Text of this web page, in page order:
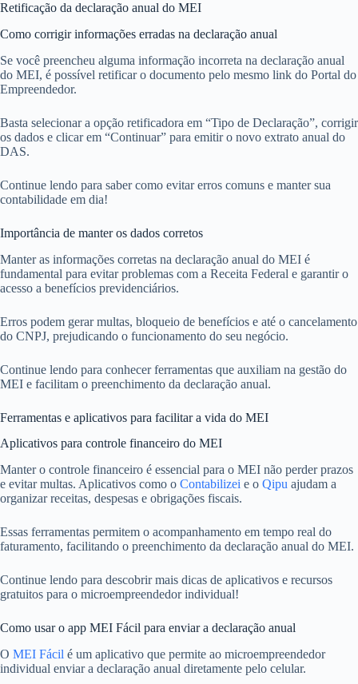
Retificação da declaração anual do MEI
Como corrigir informações erradas na declaração anual
Se você preencheu alguma informação incorreta na declaração anual
do MEI, é possível retificar o documento pelo mesmo link do Portal do
Empreendedor.
Basta selecionar a opção retificadora em “Tipo de Declaração”, corrigir
os dados e clicar em “Continuar” para emitir o novo extrato anual do
DAS.
Continue lendo para saber como evitar erros comuns e manter sua
contabilidade em dia!
Importância de manter os dados corretos
Manter as informações corretas na declaração anual do MEI é
fundamental para evitar problemas com a Receita Federal e garantir o
acesso a benefícios previdenciários.
Erros podem gerar multas, bloqueio de benefícios e até o cancelamento
do CNPJ, prejudicando o funcionamento do seu negócio.
Continue lendo para conhecer ferramentas que auxiliam na gestão do
MEI e facilitam o preenchimento da declaração anual.
Ferramentas e aplicativos para facilitar a vida do MEI
Aplicativos para controle financeiro do MEI
Manter o controle financeiro é essencial para o MEI não perder prazos
e evitar multas. Aplicativos como o Contabilizei e o Qipu ajudam a
organizar receitas, despesas e obrigações fiscais.
Essas ferramentas permitem o acompanhamento em tempo real do
faturamento, facilitando o preenchimento da declaração anual do MEI.
Continue lendo para descobrir mais dicas de aplicativos e recursos
gratuitos para o microempreendedor individual!
Como usar o app MEI Fácil para enviar a declaração anual
O MEI Fácil é um aplicativo que permite ao microempreendedor
individual enviar a declaração anual diretamente pelo celular.